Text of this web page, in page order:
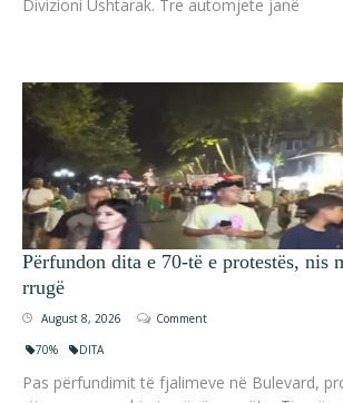
Divizioni Ushtarak. Tre automjete janë
Përfundon dita e 70-të e protestës, nis
rrugë
August 8, 2026
Comment
70%
DITA
Pas përfundimit të fjalimeve në Bulevard,